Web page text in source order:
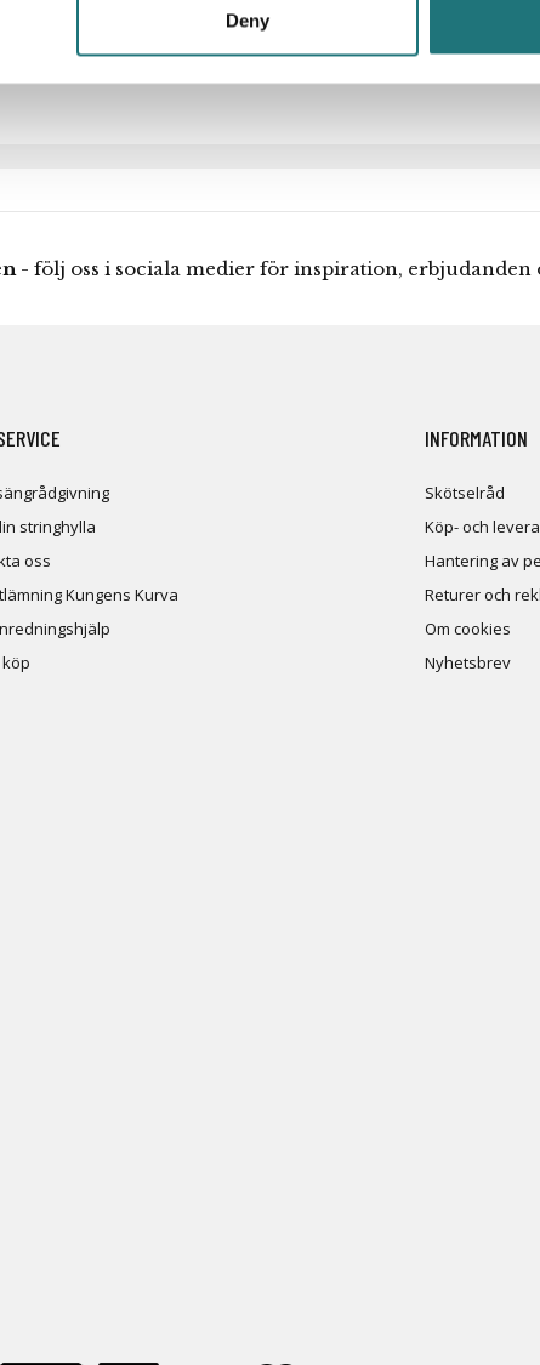
Deny
- följ oss i sociala medier för inspiration, erbjudanden
stringhylla
oss
Kungens Kurva
INFORMATION
Skötselråd
Köp- och
Hantering av
Returer och
Om cookies
Nyhetsbrev